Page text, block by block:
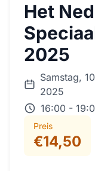
Het
2025
Samstag,
2025
16:00 -
Preis
€14,50